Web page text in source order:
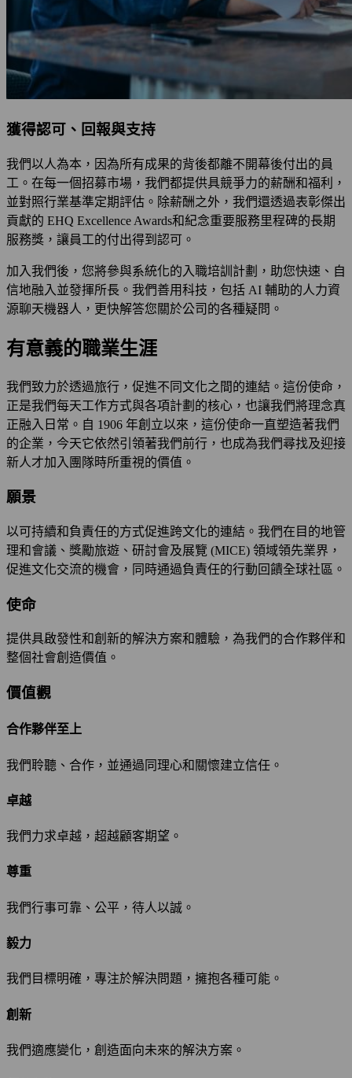
獲得認可、回報與支持
我們以人為本，因為所有成果的背後都離不開幕後付出的員
工。在每一個招募市場，我們都提供具競爭力的薪酬和福利，
並對照行業基準定期評估。除薪酬之外，我們還透過表彰傑出
貢獻的 EHQ Excellence Awards和紀念重要服務里程碑的長期
服務獎，讓員工的付出得到認可。
加入我們後，您將參與系統化的入職培訓計劃，助您快速、自
信地融入並發揮所長。我們善用科技，包括 AI 輔助的人力資
源聊天機器人，更快解答您關於公司的各種疑問。
有意義的職業生涯
我們致力於透過旅行，促進不同文化之間的連結。這份使命，
正是我們每天工作方式與各項計劃的核心，也讓我們將理念真
正融入日常。自 1906 年創立以來，這份使命一直塑造著我們
的企業，今天它依然引領著我們前行，也成為我們尋找及迎接
新人才加入團隊時所重視的價值。
願景
以可持續和負責任的方式促進跨文化的連結。我們在目的地管
理和會議、獎勵旅遊、研討會及展覽 (MICE) 領域領先業界，
促進文化交流的機會，同時通過負責任的行動回饋全球社區。
使命
提供具啟發性和創新的解決方案和體驗，為我們的合作夥伴和
整個社會創造價值。
價值觀
合作夥伴至上
我們聆聽、合作，並通過同理心和關懷建立信任。
卓越
我們力求卓越，超越顧客期望。
尊重
我們行事可靠、公平，待人以誠。
毅力
我們目標明確，專注於解決問題，擁抱各種可能。
創新
我們適應變化，創造面向未來的解決方案。